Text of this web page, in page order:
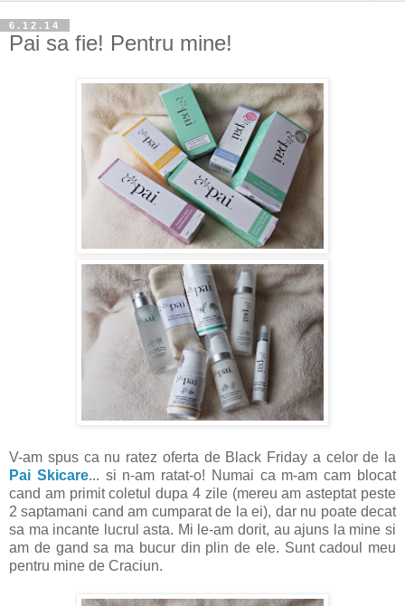
6.12.14
Pai sa fie! Pentru mine!
V-am spus ca nu ratez oferta de Black Friday a celor de la
Pai Skicare... si n-am ratat-o! Numai ca m-am cam blocat
cand am primit coletul dupa 4 zile (mereu am asteptat peste
2 saptamani cand am cumparat de la ei), dar nu poate decat
sa ma incante lucrul asta. Mi le-am dorit, au ajuns la mine si
am de gand sa ma bucur din plin de ele. Sunt cadoul meu
pentru mine de Craciun.